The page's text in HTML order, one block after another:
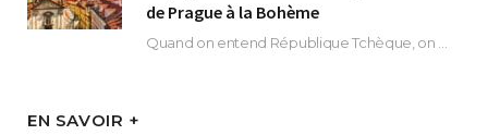
de Prague à la Bohème
EN SAVOIR +